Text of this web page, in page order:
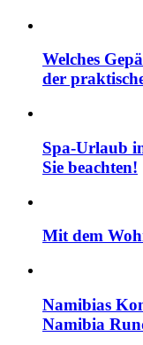
Welches
der
Spa-Urlaub
Sie beachten!
Mit dem
Namibias
Namibia